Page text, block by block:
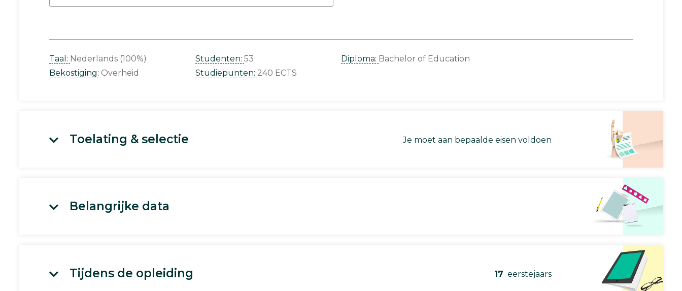
Taal: Nederlands (100%)
Bekostiging: Overheid
Studenten: 53
Studiepunten: 240 ECTS
Diploma: Bachelor of Education
Toelating & selectie Je moet aan bepaalde eisen voldoen
Belangrijke data
Tijdens de opleiding 17 eerstejaars